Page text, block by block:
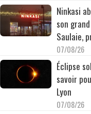
Ninkasi
son
Saulaie,
07/08/26
Éclipse
savoir
Lyon
07/08/26